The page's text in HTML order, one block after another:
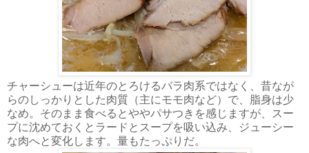
チャーシューは近年のとろけるバラ肉系ではなく、昔なが
らのしっかりとした肉質（主にモモ肉など）で、脂身は少
なめ。そのまま食べるとややパサつきを感じますが、スー
プに沈めておくとラードとスープを吸い込み、ジューシー
な肉へと変化します。量もたっぷりだ。